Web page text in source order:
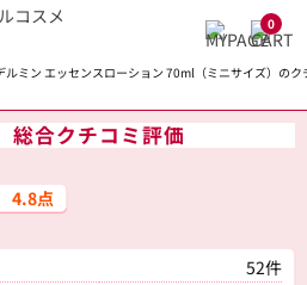
0
ルミン エッセンスローション 70ml（ミニサイズ）のク
総合クチコミ評価
4.8点
52件